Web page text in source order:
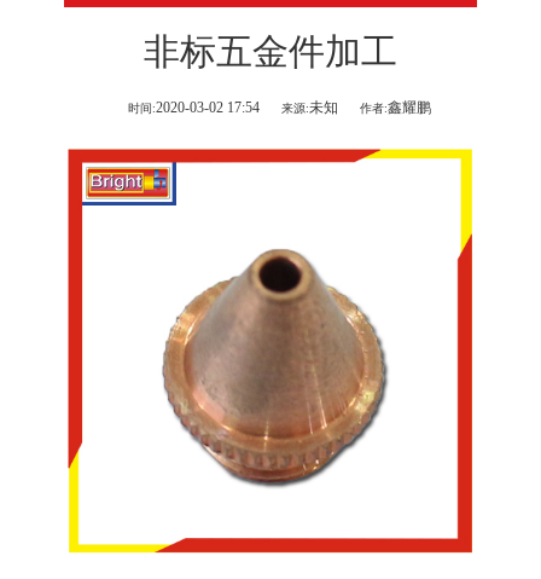
非标五金件加工
时间:2020-03-02 17:54 来源:未知 作者:鑫耀鹏